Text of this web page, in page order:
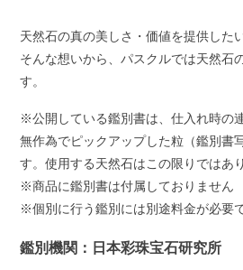
天然石の真の美しさ・価値を提供したい
そんな想いから、パスクルでは天然石
す。
※公開している鑑別書は、仕入れ時の
無作為でピックアップした粒（鑑別書
す。使用する天然石はこの限りではあ
※商品に鑑別書は付属しておりません
※個別に行う鑑別には別途料金が必要
鑑別機関：日本彩珠宝石研究所